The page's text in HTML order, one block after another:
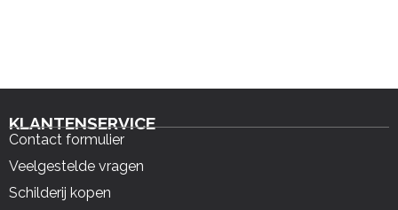
KLANTENSERVICE
Contact formulier
Veelgestelde vragen
Schilderij kopen